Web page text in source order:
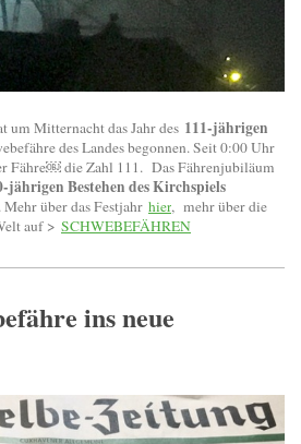
um Mitternacht das Jahr des 111-jährigen
des Landes begonnen. Seit 0:00 Uhr
Fähre￼ die Zahl 111. Das Fährenjubiläum
jährigen Bestehen des Kirchspiels
über das Festjahr hier, mehr über die
auf > SCHWEBEFÄHREN
ins neue